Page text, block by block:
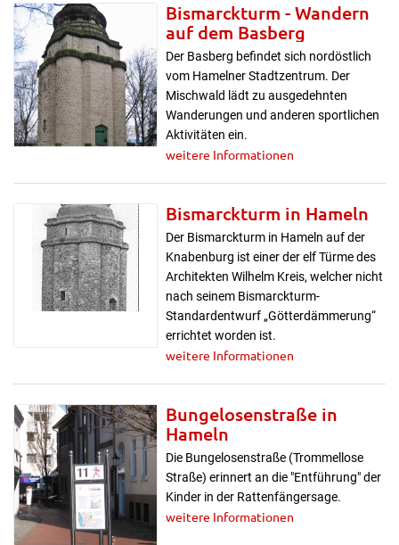
Bismarckturm - Wandern
auf dem Basberg
Der Basberg befindet sich nordöstlich
vom Hamelner Stadtzentrum. Der
Mischwald lädt zu ausgedehnten
Wanderungen und anderen sportlichen
Aktivitäten ein.
weitere Informationen
Bismarckturm in Hameln
Der Bismarckturm in Hameln auf der
Knabenburg ist einer der elf Türme des
Architekten Wilhelm Kreis, welcher nicht
nach seinem Bismarckturm-
Standardentwurf „Götterdämmerung“
errichtet worden ist.
weitere Informationen
Bungelosenstraße in
Hameln
Die Bungelosenstraße (Trommellose
Straße) erinnert an die "Entführung" der
Kinder in der Rattenfängersage.
weitere Informationen